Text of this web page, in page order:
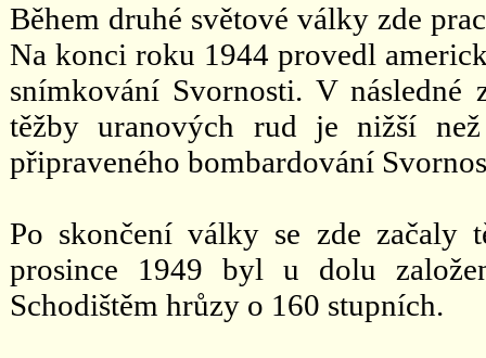
Během druhé světové války zde
Na konci roku 1944 provedl
snímkování Svornosti. V následné
těžby uranových rud je nižší
připraveného bombardování
Po skončení války se zde začaly
prosince 1949 byl u dolu
Schodištěm hrůzy o 160 stupních.